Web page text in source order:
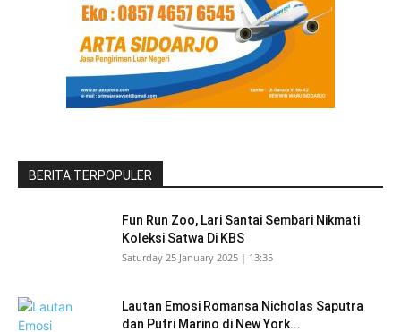
BERITA TERPOPULER
Fun Run Zoo, Lari Santai Sembari Nikmati
Koleksi Satwa Di KBS
Saturday 25 January 2025 | 13:35
Lautan Emosi Romansa Nicholas Saputra
dan Putri Marino di New York...